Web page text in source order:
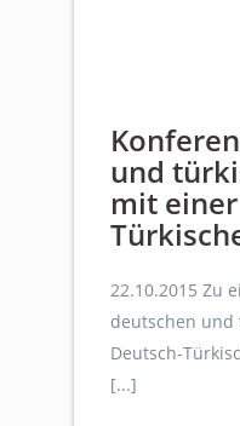
und
mit
22.10.2015 Zu
deutschen
Deutsch-
[...]